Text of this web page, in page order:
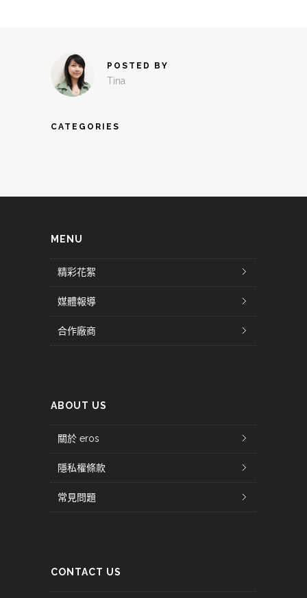
POSTED BY
Tina
CATEGORIES
MENU
精彩花絮
媒體報導
合作廠商
ABOUT US
關於 eros
隱私權條款
常見問題
CONTACT US